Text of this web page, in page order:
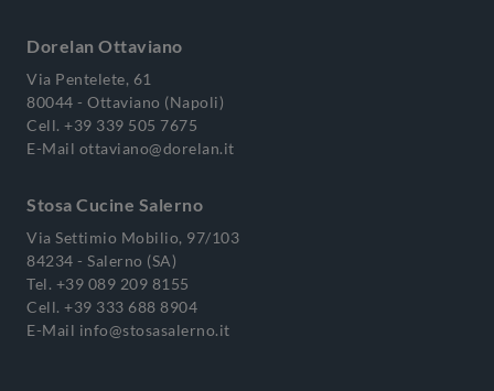
Dorelan Ottaviano
Via Pentelete, 61
80044 - Ottaviano (Napoli)
Cell. +39 339 505 7675
E-Mail ottaviano@dorelan.it
Stosa Cucine Salerno
Via Settimio Mobilio, 97/103
84234 - Salerno (SA)
Tel. +39 089 209 8155
Cell. +39 333 688 8904
E-Mail info@stosasalerno.it